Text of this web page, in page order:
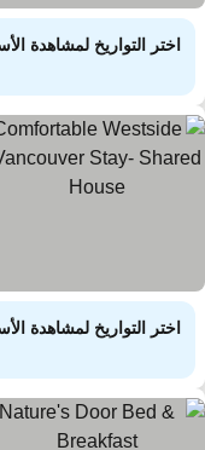
اختر التواريخ لمشاهدة
اختر التواريخ لمشاهدة